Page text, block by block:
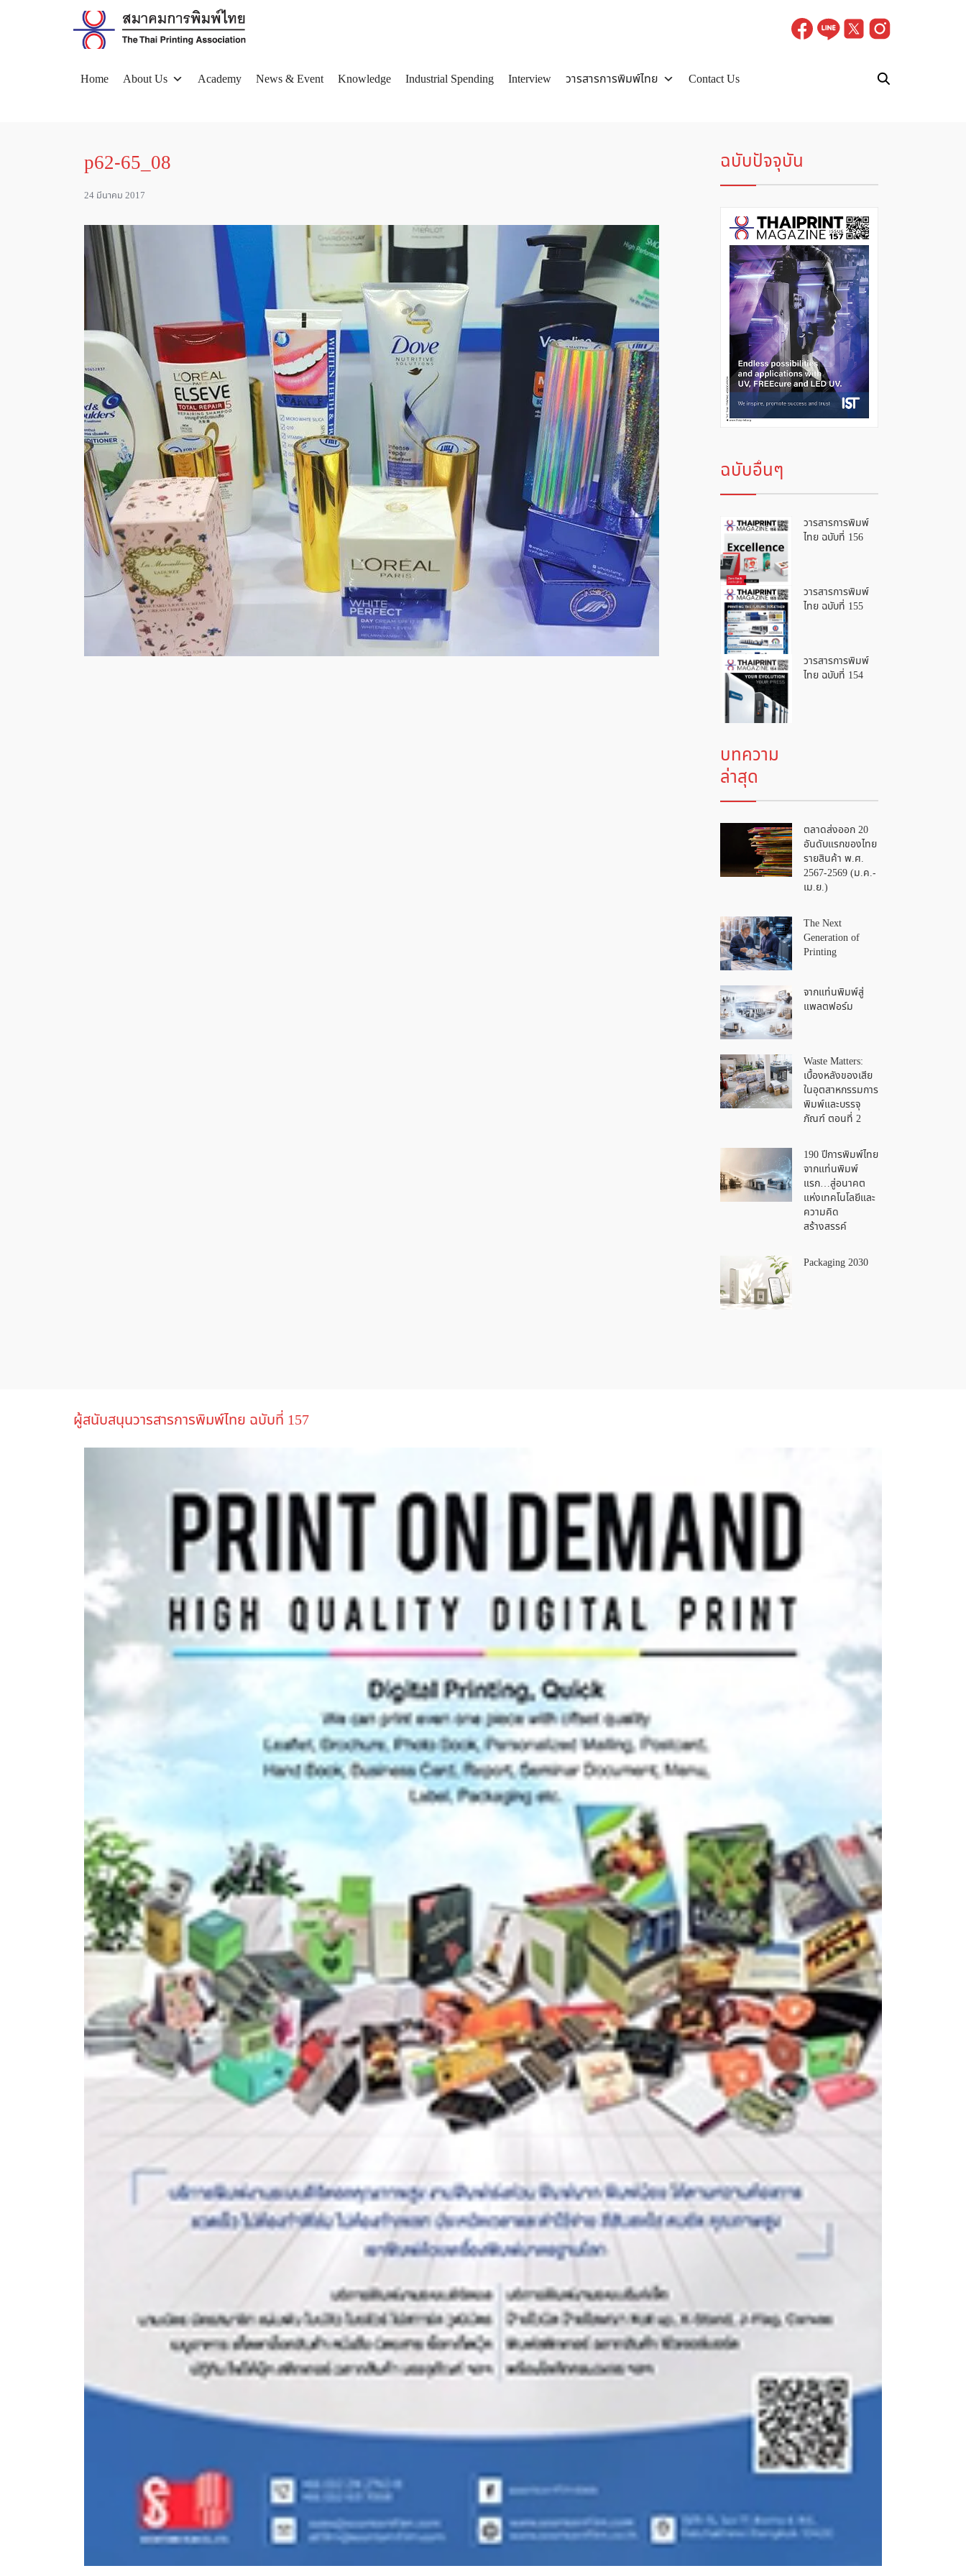
Home About Us Academy News & Event Knowledge Industrial Spending Interview วารสารการพิมพ์ไทย
Contact Us
p62-65_08
24 มีนาคม 2017
ฉบับปัจจุบัน
ฉบับอื่นๆ
วารสารการพิมพ์
ไทย ฉบับที่ 156
วารสารการพิมพ์
ไทย ฉบับที่ 155
วารสารการพิมพ์
ไทย ฉบับที่ 154
บทความ
ล่าสุด
ตลาดส่งออก 20
อันดับแรกของไทย
รายสินค้า พ.ศ.
2567-2569 (ม.ค.-
เม.ย.)
The Next
Generation of
Printing
จากแท่นพิมพ์สู่
แพลตฟอร์ม
Waste Matters:
เบื้องหลังของเสีย
ในอุตสาหกรรมการ
พิมพ์และบรรจุ
ภัณฑ์ ตอนที่ 2
190 ปีการพิมพ์ไทย
จากแท่นพิมพ์
แรก…สู่อนาคต
แห่งเทคโนโลยีและ
ความคิด
สร้างสรรค์
Packaging 2030
ผู้สนับสนุนวารสารการพิมพ์ไทย ฉบับที่ 157